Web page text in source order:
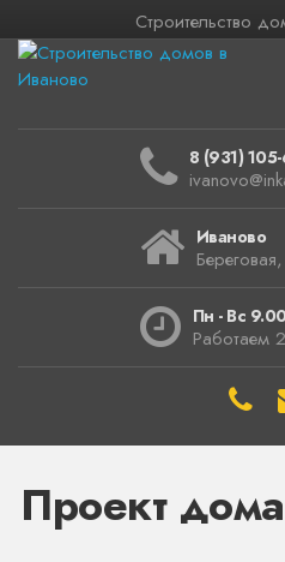
Строительство
8 (931)
Иваново
Пн - Вс
Работаем
Проект